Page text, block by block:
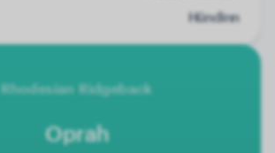
Hündinn
Rhodesian Ridgeback
Oprah